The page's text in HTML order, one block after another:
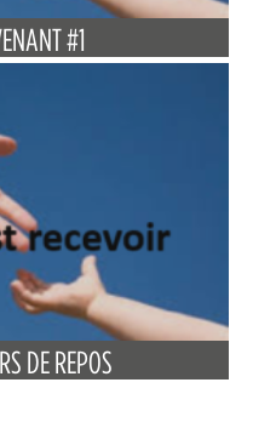
#1
DE REPOS